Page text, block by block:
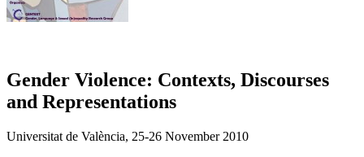
Gender Violence: Contexts, Discourses
and Representations
Universitat de València, 25-26 November 2010